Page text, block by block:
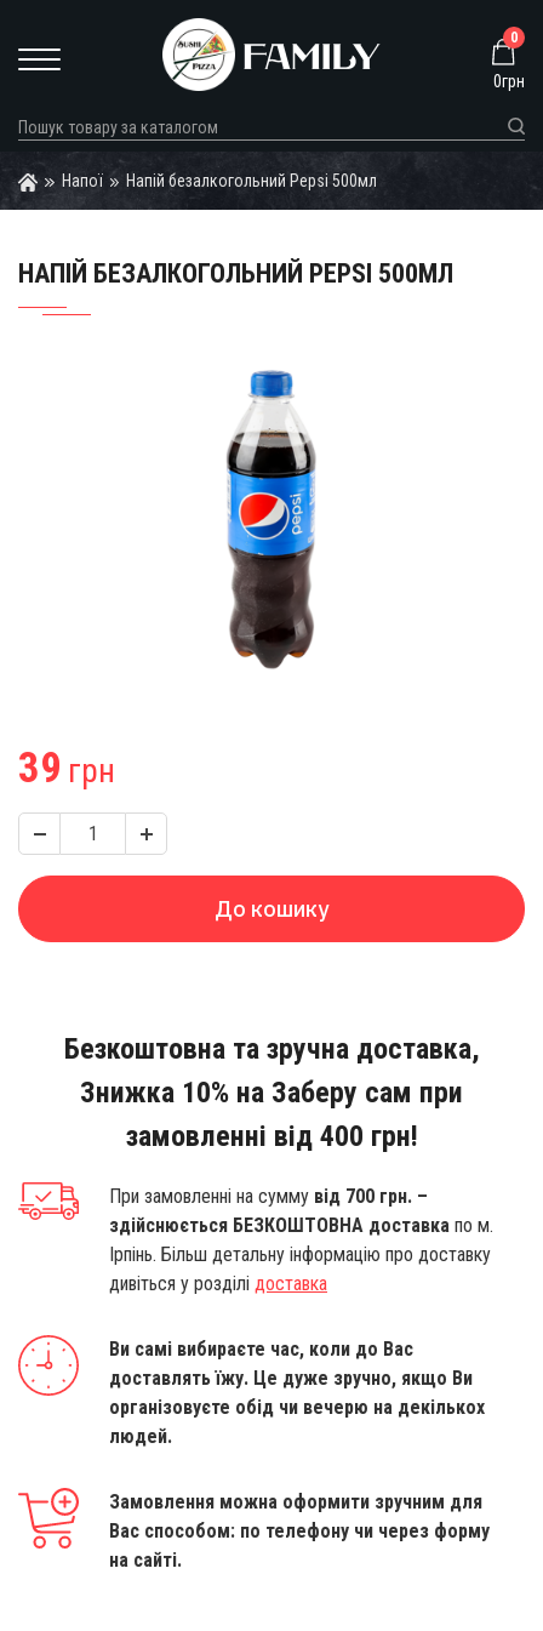
0
0грн
Напої Напій безалкогольний Pepsi 500мл
НАПІЙ БЕЗАЛКОГОЛЬНИЙ PEPSI 500МЛ
39 грн
До кошику
Безкоштовна та зручна доставка,
Знижка 10% на Заберу сам при
замовленні від 400 грн!
При замовленні на сумму від 700 грн. –
здійснюється БЕЗКОШТОВНА доставка по м.
Ірпінь. Більш детальну інформацію про доставку
дивіться у розділі доставка
Ви самі вибираєте час, коли до Вас
доставлять їжу. Це дуже зручно, якщо Ви
організовуєте обід чи вечерю на декількох
людей.
Замовлення можна оформити зручним для
Вас способом: по телефону чи через форму
на сайті.